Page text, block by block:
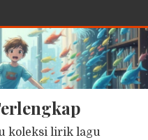
koleksi lirik lagu